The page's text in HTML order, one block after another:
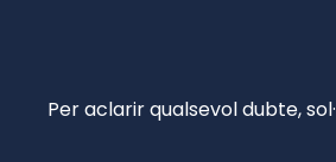
Per aclarir qualsevol dubte,